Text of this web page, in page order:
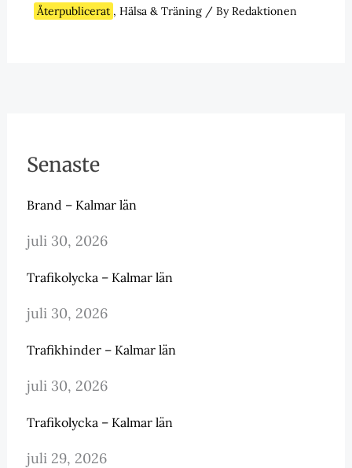
Återpublicerat , Hälsa & Träning/ ByRedaktionen
Senaste
Brand – Kalmar län
juli 30, 2026
Trafikolycka – Kalmar län
juli 30, 2026
Trafikhinder – Kalmar län
juli 30, 2026
Trafikolycka – Kalmar län
juli 29, 2026